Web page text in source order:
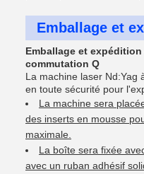
Emballage et
Emballage et
commutation Q
La machine laser Nd:Yag
en toute sécurité pour
La machine sera
des inserts en mousse
maximale.
La boîte sera fixée
avec un ruban adhésif